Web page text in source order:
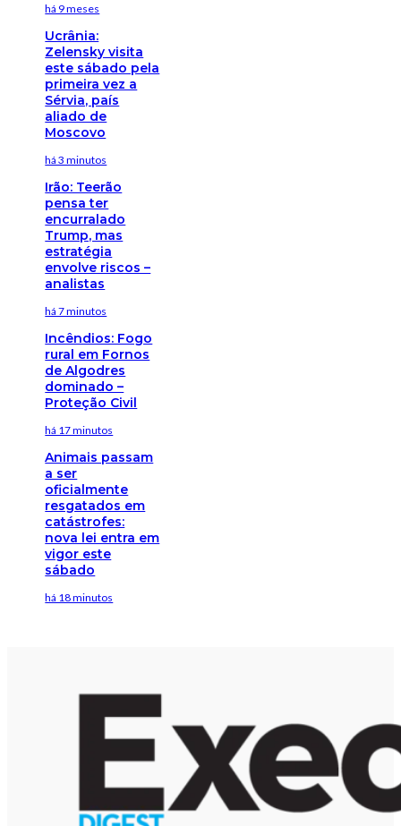
há 9 meses
Ucrânia:
Zelensky visita
este sábado pela
primeira vez a
Sérvia, país
aliado de
Moscovo
há 3 minutos
Irão: Teerão
pensa ter
encurralado
Trump, mas
estratégia
envolve riscos –
analistas
há 7 minutos
Incêndios: Fogo
rural em Fornos
de Algodres
dominado –
Proteção Civil
há 17 minutos
Animais passam
a ser
oficialmente
resgatados em
catástrofes:
nova lei entra em
vigor este
sábado
há 18 minutos